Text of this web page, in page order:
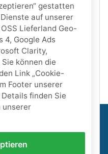
gestatten
auf unserer
Lieferland Geo-
4, Google Ads
Clarity,
können die
Link „Cookie-
Footer unserer
finden Sie
unserer